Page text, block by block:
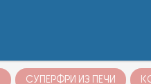
СУПЕРФРИ ИЗ ПЕЧИ